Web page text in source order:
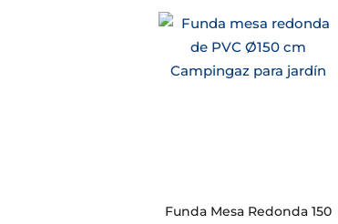
Funda Mesa Redonda 150